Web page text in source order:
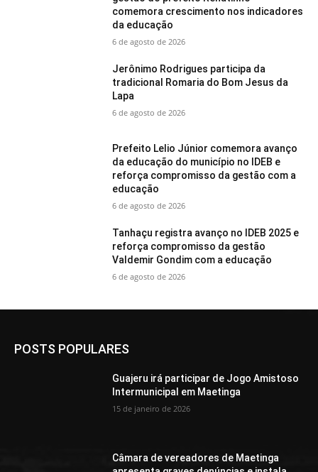
comemora crescimento nos indicadores
da educação
6 de agosto de 2026
Jerônimo Rodrigues participa da
tradicional Romaria do Bom Jesus da
Lapa
6 de agosto de 2026
Prefeito Lelio Júnior comemora avanço
da educação do município no IDEB e
reforça compromisso da gestão com a
educação
6 de agosto de 2026
Tanhaçu registra avanço no IDEB 2025 e
reforça compromisso da gestão
Valdemir Gondim com a educação
6 de agosto de 2026
POSTS POPULARES
Guajeru irá participar de Jogo Amistoso
Intermunicipal em Maetinga
15 de janeiro de 2026
Câmara de vereadores de Maetinga